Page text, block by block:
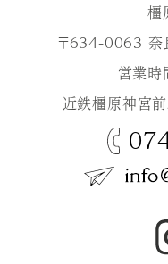
橿
〒634-0063 奈
営業
近鉄橿原神宮前